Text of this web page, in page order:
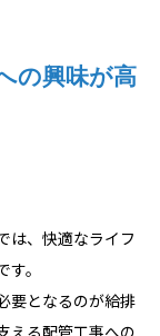
の興味が高
は、快適なライフ
。
要となるのが給排
える配管工事への